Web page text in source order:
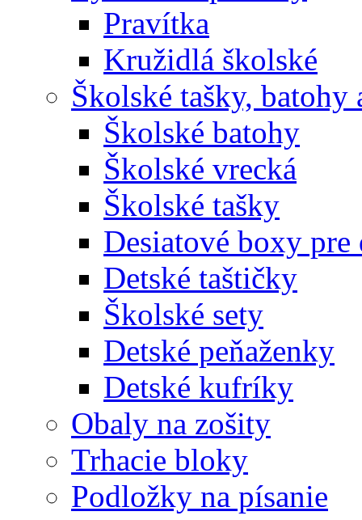
Pravítka
Kružidlá školské
Školské tašky, batohy
Školské batohy
Školské vrecká
Školské tašky
Desiatové boxy pre
Detské taštičky
Školské sety
Detské peňaženky
Detské kufríky
Obaly na zošity
Trhacie bloky
Podložky na písanie